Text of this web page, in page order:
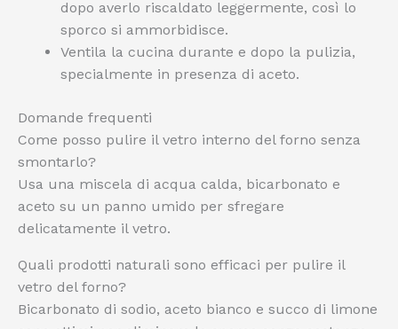
dopo averlo riscaldato leggermente, così lo
sporco si ammorbidisce.
Ventila la cucina durante e dopo la pulizia,
specialmente in presenza di aceto.
Domande frequenti
Come posso pulire il vetro interno del forno senza
smontarlo?
Usa una miscela di acqua calda, bicarbonato e
aceto su un panno umido per sfregare
delicatamente il vetro.
Quali prodotti naturali sono efficaci per pulire il
vetro del forno?
Bicarbonato di sodio, aceto bianco e succo di limone